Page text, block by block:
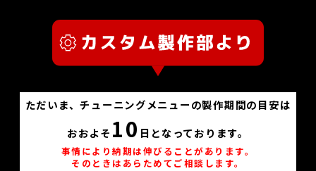
ただいま、チューニングメニューの製作期間の目安は
おおよそ 10 日となっております。
事情により納期は伸びることがあります。
そのときはあらためてご相談します。